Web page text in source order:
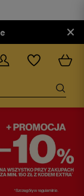
×